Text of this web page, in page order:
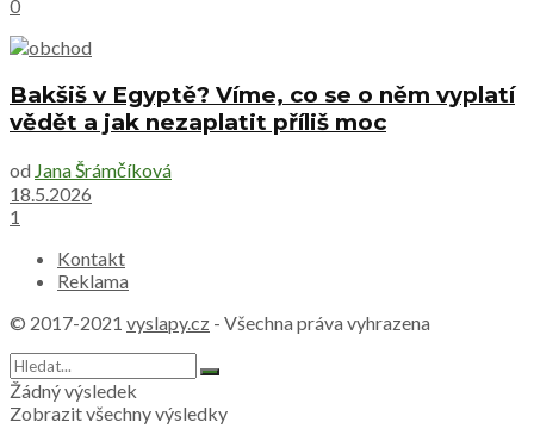
0
Bakšiš v Egyptě? Víme, co se o něm vyplatí
vědět a jak nezaplatit příliš moc
od Jana Šrámčíková
18.5.2026
1
Kontakt
Reklama
© 2017-2021 vyslapy.cz - Všechna práva vyhrazena
Žádný výsledek
Zobrazit všechny výsledky